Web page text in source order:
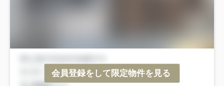
会員登録をして限定物件を見る